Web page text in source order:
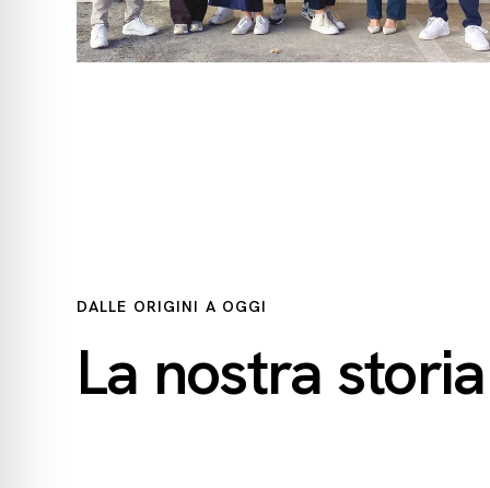
DALLE ORIGINI A OGGI
La nostra storia